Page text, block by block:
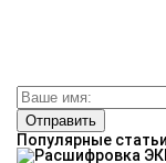
Популярные статьи